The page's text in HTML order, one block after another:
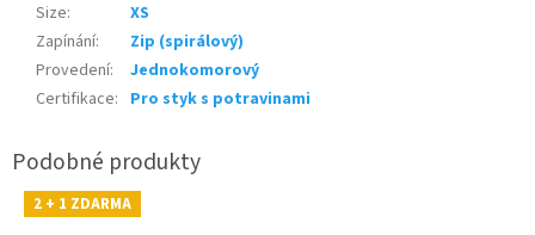
Size:
XS
Zapínání:
Zip (spirálový)
Provedení:
Jednokomorový
Certifikace: Pro styk s potravinami
2 + 1 ZDARMA